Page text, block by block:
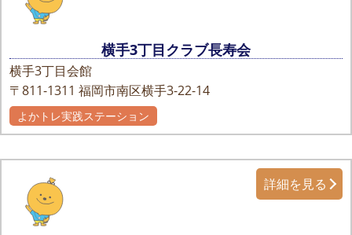
横手3丁目クラブ長寿会
横手3丁目会館
〒811-1311 福岡市南区横手3-22-14
よかトレ実践ステーション
詳細を見る